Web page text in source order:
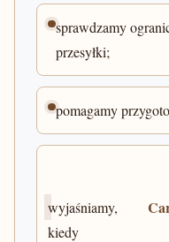
sprawdzamy
przesyłki;
pomagamy
wyjaśniamy,
kiedy